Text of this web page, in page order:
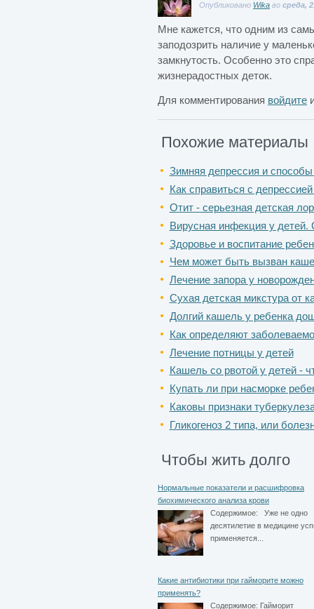
Опубликовано Wika во среда,
Мне кажется, что одним из
заподозрить наличие у
замкнутость. Особенно это
жизнерадостных деток.
Для комментирования войдите
Похожие материалы
Зимняя депрессия и
Как справиться с
Отит - серьезная детская
Вирусная инфекция у детей.
Здоровье и воспитание
Чем может быть вызван
Лечение запора у
Сухая детская микстура от
Долгий кашель у ребенка
Как определяют
Лечение потницы у детей
Кашель со рвотой у детей -
Купать ли при насморке
Каковы признаки
Гликогеноз 2 типа, или
Чтобы жить долго
Нормальные показатели и расшифровка
биохимического анализа крови
Содержимое:
Уже не одно
десятилетие в медицине
применяется...
Какие антибиотики при гайморите можно
применять?
Содержимое: Гайморит